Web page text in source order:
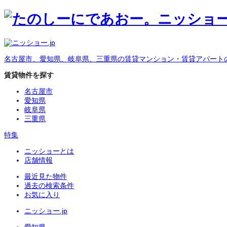
名古屋市、愛知県、岐阜県、三重県の賃貸マンション・賃貸アパート
賃貸物件を探す
名古屋市
愛知県
岐阜県
三重県
特集
ニッショーとは
店舗情報
最近見た物件
過去の検索条件
お気に入り
ニッショー.jp